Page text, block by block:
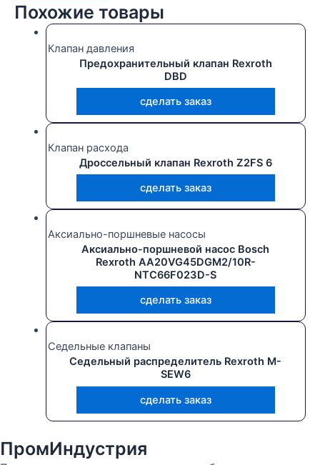
Похожие товары
Клапан давления
Предохранительный клапан Rexroth
DBD
сделать заказ
Клапан расхода
Дроссельный клапан Rexroth Z2FS 6
сделать заказ
Аксиально-поршневые насосы
Аксиально-поршневой насос Bosch
Rexroth AA20VG45DGM2/10R-
NTC66F023D-S
сделать заказ
Седельные клапаны
Седельный распределитель Rexroth M-
SEW6
сделать заказ
ПромИндустрия